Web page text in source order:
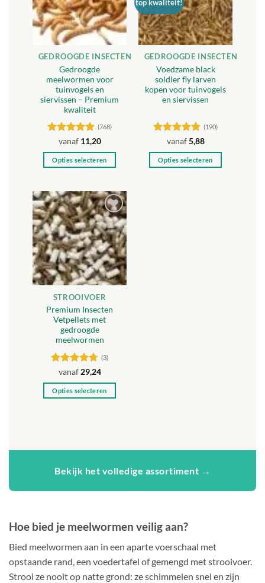
GEDROOGDE INSECTEN
Gedroogde
meelwormen voor
tuinvogels en
siervissen – Premium
kwaliteit
Gewaardeerd
4.88uit 5
(768)
vanaf 11,20
Opties selecteren
heeft
meerdere
variaties.
Deze
optie
kan
gekozen
worden
op
de
productpagina
top kwaliteit!
GEDROOGDE INSECTEN
Voedzame black
soldier fly larven
kopen voor tuinvogels
en siervissen
Gewaardeerd
4.84uit 5
(190)
vanaf5,88
Opties selecteren
Toevoegen
aan
verlanglijst
STROOIVOER
Premium Insecten
Vetpellets met
gedroogde
meelwormen
Gewaardeerd
4.67uit 5
(3)
vanaf 29,24
Opties selecteren
Deze
kan
op
productpagina
Bekijk het volledige assortiment →
Hoe bied je meelwormen veilig aan?
Bied meelwormen aan in een aparte voerschaal met
opstaande rand, een voedertafel of gemengd met strooivoer.
Strooi ze nooit op natte grond: ze schimmelen snel en zijn